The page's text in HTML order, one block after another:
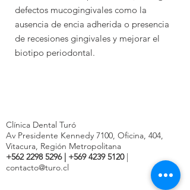
defectos mucogingivales como la
ausencia de encia adherida o presencia
de recesiones gingivales y mejorar el
biotipo periodontal.
Clínica Dental Turó
Av Presidente Kennedy 7100, Oficina, 404,
Vitacura, Región Metropolitana
+562 2298 5296| +569 4239 5120|
contacto@turo.cl